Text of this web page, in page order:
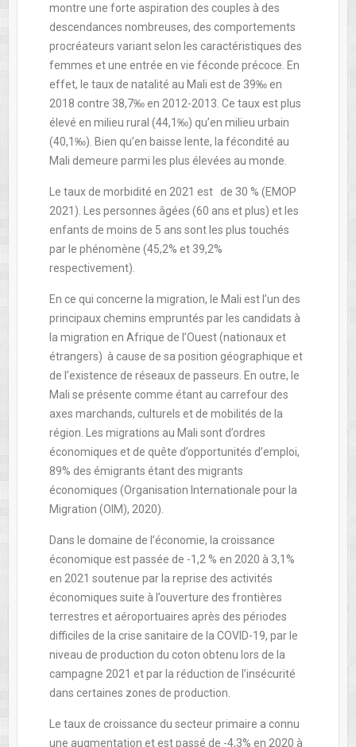
montre une forte aspiration des couples à des
descendances nombreuses, des comportements
procréateurs variant selon les caractéristiques des
femmes et une entrée en vie féconde précoce. En
effet, le taux de natalité au Mali est de 39‰ en
2018 contre 38,7‰ en 2012-2013. Ce taux est plus
élevé en milieu rural (44,1‰) qu’en milieu urbain
(40,1‰). Bien qu’en baisse lente, la fécondité au
Mali demeure parmi les plus élevées au monde.
Le taux de morbidité en 2021 est de 30 % (EMOP
2021). Les personnes âgées (60 ans et plus) et les
enfants de moins de 5 ans sont les plus touchés
par le phénomène (45,2% et 39,2%
respectivement).
En ce qui concerne la migration, le Mali est l’un des
principaux chemins empruntés par les candidats à
la migration en Afrique de l’Ouest (nationaux et
étrangers) à cause de sa position géographique et
de l’existence de réseaux de passeurs. En outre, le
Mali se présente comme étant au carrefour des
axes marchands, culturels et de mobilités de la
région. Les migrations au Mali sont d’ordres
économiques et de quête d’opportunités d’emploi,
89% des émigrants étant des migrants
économiques (Organisation Internationale pour la
Migration (OIM), 2020).
Dans le domaine de l’économie, la croissance
économique est passée de -1,2 % en 2020 à 3,1%
en 2021 soutenue par la reprise des activités
économiques suite à l’ouverture des frontières
terrestres et aéroportuaires après des périodes
difficiles de la crise sanitaire de la COVID-19, par le
niveau de production du coton obtenu lors de la
campagne 2021 et par la réduction de l’insécurité
dans certaines zones de production.
Le taux de croissance du secteur primaire a connu
une augmentation et est passé de -4,3% en 2020 à